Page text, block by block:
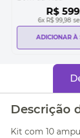
R$ 599
6x R$ 99,98
ADICIONAR À
Descrição
Kit com 10